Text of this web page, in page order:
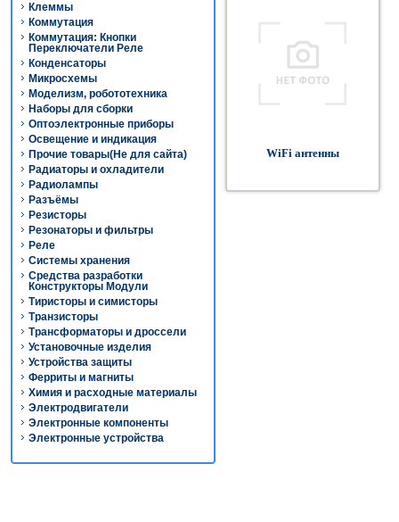
Клеммы
Коммутация
Коммутация: Кнопки
Переключатели Реле
Конденсаторы
Микросхемы
Моделизм, робототехника
Наборы для сборки
Оптоэлектронные приборы
Освещение и индикация
Прочие товары(Не для сайта)
Радиаторы и охладители
Радиолампы
Разъёмы
Резисторы
Резонаторы и фильтры
Реле
Системы хранения
Средства разработки
Конструкторы Модули
Тиристоры и симисторы
Транзисторы
Трансформаторы и дроссели
Установочные изделия
Устройства защиты
Ферриты и магниты
Химия и расходные материалы
Электродвигатели
Электронные компоненты
Электронные устройства
WiFi антенны